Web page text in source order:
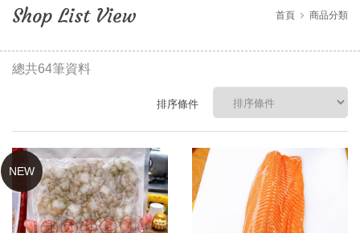
Shop List View 首頁 商品分類
總共64筆資料
排序條件
NEW